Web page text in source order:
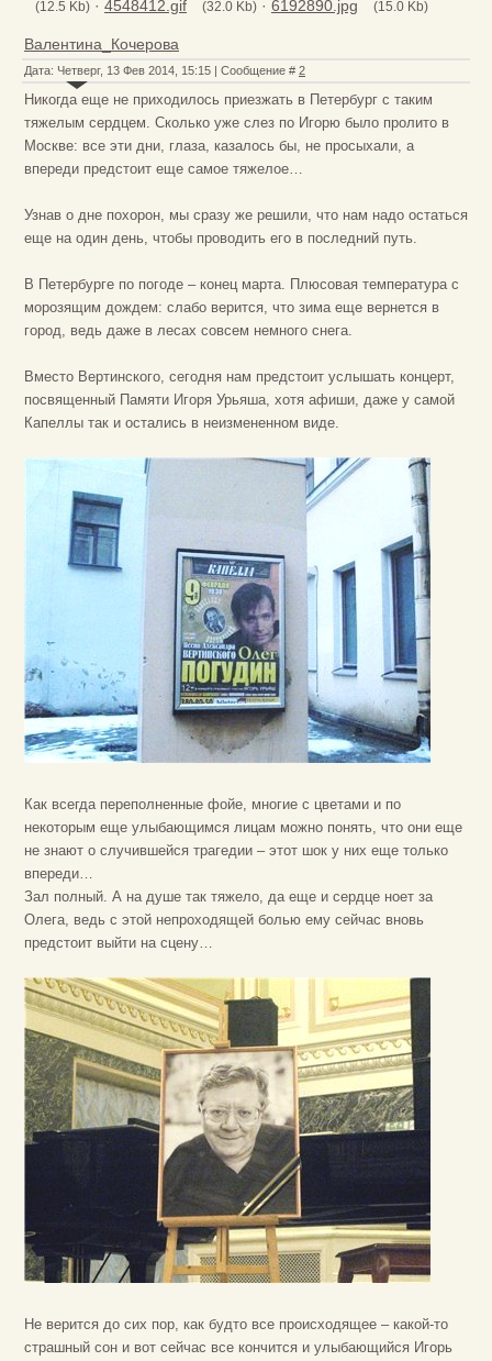
(12.5 Kb) · 4548412.gif (32.0 Kb) · 6192890.jpg (15.0 Kb)
Валентина_Кочерова
Дата: Четверг, 13 Фев 2014, 15:15 | Сообщение # 2
Никогда еще не приходилось приезжать в Петербург с таким
тяжелым сердцем. Сколько уже слез по Игорю было пролито в
Москве: все эти дни, глаза, казалось бы, не просыхали, а
впереди предстоит еще самое тяжелое…
Узнав о дне похорон, мы сразу же решили, что нам надо остаться
еще на один день, чтобы проводить его в последний путь.
В Петербурге по погоде – конец марта. Плюсовая температура с
морозящим дождем: слабо верится, что зима еще вернется в
город, ведь даже в лесах совсем немного снега.
Вместо Вертинского, сегодня нам предстоит услышать концерт,
посвященный Памяти Игоря Урьяша, хотя афиши, даже у самой
Капеллы так и остались в неизмененном виде.
Как всегда переполненные фойе, многие с цветами и по
некоторым еще улыбающимся лицам можно понять, что они еще
не знают о случившейся трагедии – этот шок у них еще только
впереди…
Зал полный. А на душе так тяжело, да еще и сердце ноет за
Олега, ведь с этой непроходящей болью ему сейчас вновь
предстоит выйти на сцену…
Не верится до сих пор, как будто все происходящее – какой-то
страшный сон и вот сейчас все кончится и улыбающийся Игорь